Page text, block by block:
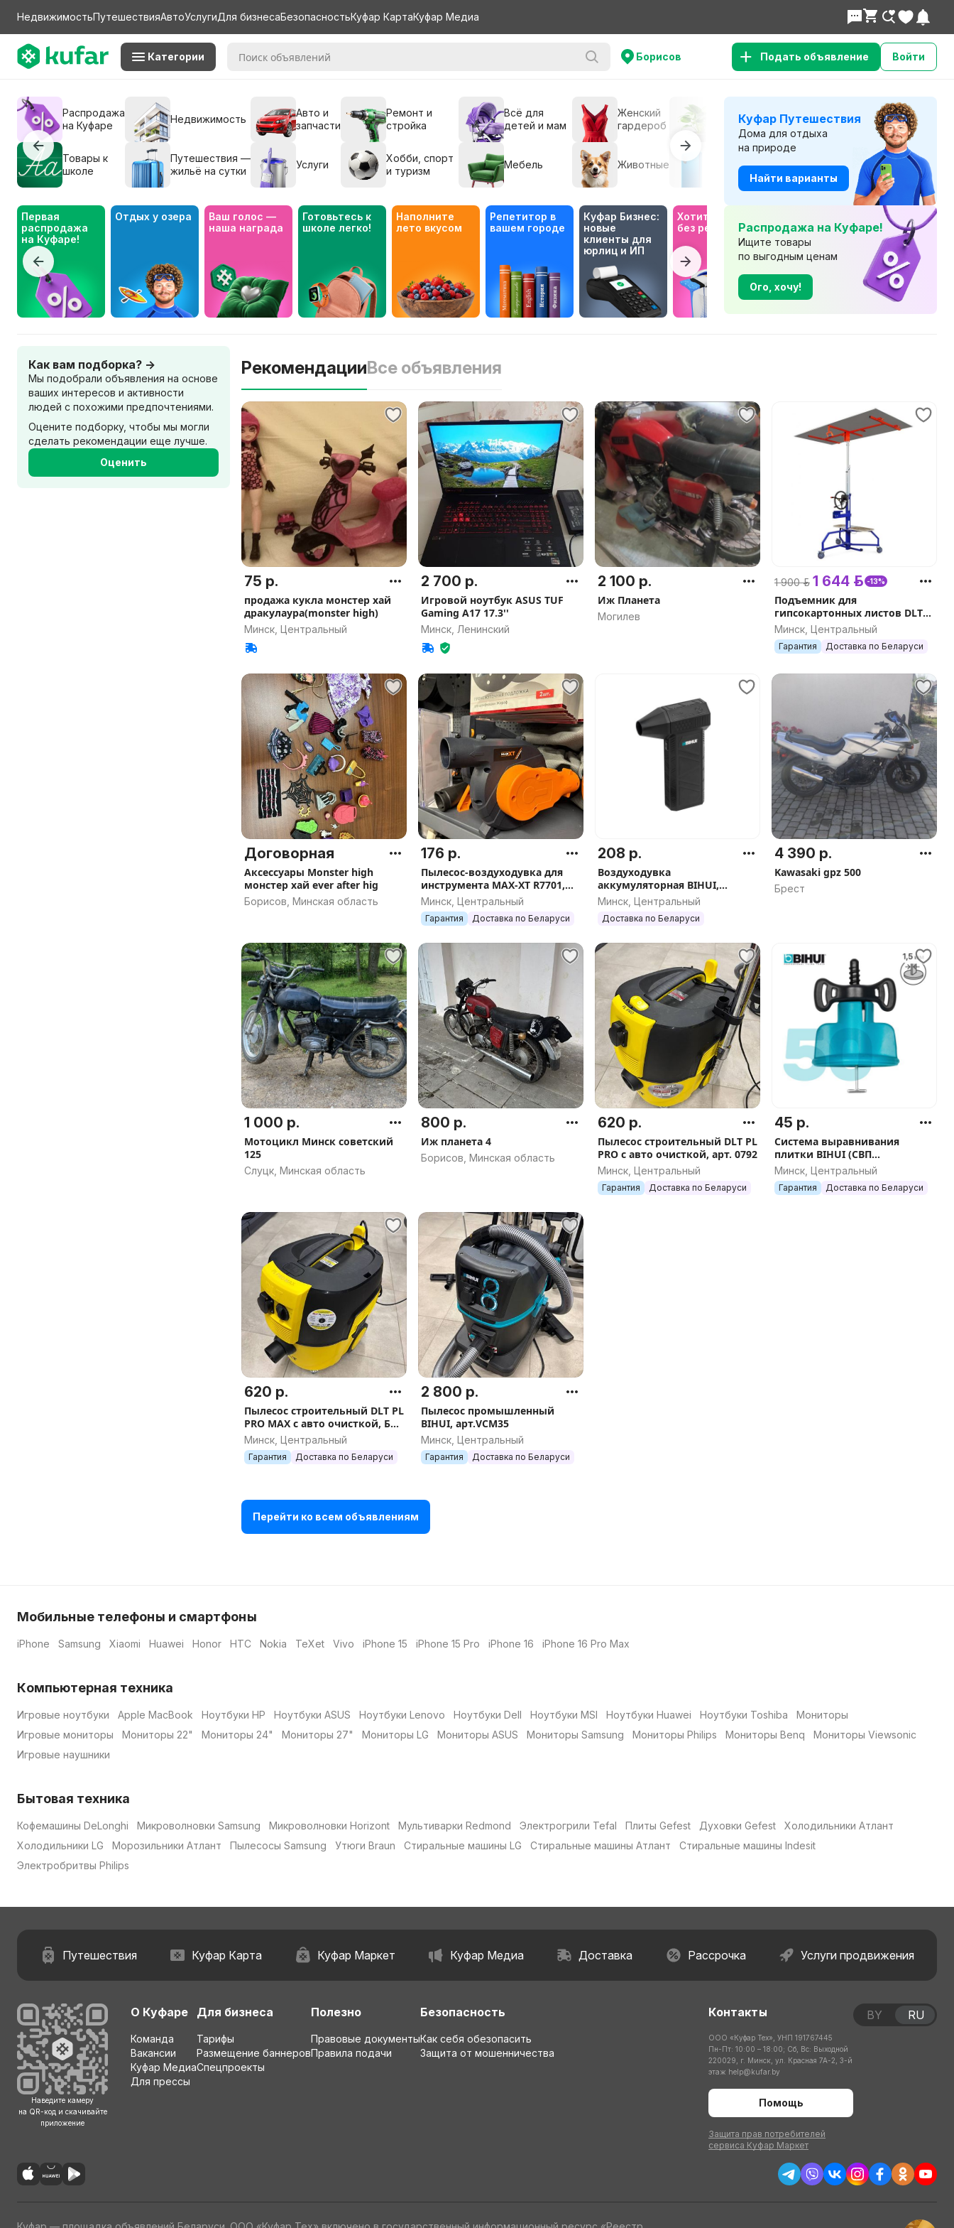
НедвижимостьПутешествияАвтоУслугиДля бизнесаБезопасностьКуфар КартаКуфар Медиа
Категории Борисов Подать объявление Войти
Распродажа
на Куфаре
Товары к
школе
Недвижимость
Путешествия —
жильё на сутки
Авто и
запчасти
Услуги
Ремонт и
стройка
Хобби, спорт
и туризм
Всё для
детей и мам
Мебель
Женский
гардероб
Животные
Все для дома
планшеты
огород
Электроника
Куфар Путешествия
Дома для отдыха
на природе
Найти варианты
Первая
распродажа
на Куфаре!
Отдых у озера
Ваш голос —
наша награда
Готовьтесь к
школе легко!
Наполните
лето вкусом
Репетитор в
вашем городе
Куфар Бизнес:
новые
клиенты для
юрлиц и ИП
Хотите отпуск
без ремонта?
с Куфар
Медиа!
Распродажа на Куфаре!
Ищите товары
по выгодным ценам
Ого, хочу!
Как вам подборка? →
Мы подобрали объявления на основе
ваших интересов и активности
людей с похожими предпочтениями.
Оцените подборку, чтобы мы могли
сделать рекомендации еще лучше.
Оценить
РекомендацииВсе объявления
75 р.
продажа кукла монстер хай
дракулаура(monster high)
Минск, Центральный
2 700 р.
Игровой ноутбук ASUS TUF
Gaming A17 17.3''
Минск, Ленинский
2 100 р.
Иж Планета
Могилев
1 900 р. 1 644 р. -13%
Подъемник для
гипсокартонных листов DLT
PLAC 450 (он же EDMA PLAC
450), арт.0153
Минск, Центральный
Гарантия Доставка по Беларуси
Договорная
Аксессуары Monster high
монстер хай ever after hig
Борисов, Минская область
176 р.
Пылесос-воздуходувка для
инструмента MAX-XT R7701,
арт.3349
Минск, Центральный
Гарантия Доставка по Беларуси
208 р.
Воздуходувка
аккумуляторная BIHUI,
арт.BPG22
Минск, Центральный
Доставка по Беларуси
4 390 р.
Kawasaki gpz 500
Брест
1 000 р.
Мотоцикл Минск советский
125
Слуцк, Минская область
800 р.
Иж планета 4
Борисов, Минская область
620 р.
Пылесос строительный DLT PL
PRO с авто очисткой, арт. 0792
Минск, Центральный
Гарантия Доставка по Беларуси
45 р.
Система выравнивания
плитки BIHUI (СВП
многоразовая), 1,5мм, 50шт,
арт.TSL50
Минск, Центральный
Гарантия Доставка по Беларуси
620 р.
Пылесос строительный DLT PL
PRO MAX с авто очисткой, БЕЗ
пульта дистанционного
управления, арт.4311
Минск, Центральный
Гарантия Доставка по Беларуси
2 800 р.
Пылесос промышленный
BIHUI, арт.VCM35
Минск, Центральный
Гарантия Доставка по Беларуси
Перейти ко всем объявлениям
Мобильные телефоны и смартфоны
iPhone Samsung Xiaomi Huawei Honor HTC Nokia TeXet Vivo iPhone 15 iPhone 15 Pro iPhone 16 iPhone 16 Pro Max
Компьютерная техника
Игровые ноутбуки Apple MacBook Ноутбуки HP Ноутбуки ASUS Ноутбуки Lenovo Ноутбуки Dell Ноутбуки MSI Ноутбуки Huawei Ноутбуки Toshiba
Мониторы
Игровые мониторы
Мониторы 22" Мониторы 24" Мониторы 27" Мониторы LG Мониторы ASUS Мониторы Samsung Мониторы Philips Мониторы Benq
Мониторы Viewsonic
Игровые наушники
Бытовая техника
Кофемашины DeLonghi Микроволновки Samsung Микроволновки Horizont Мультиварки Redmond Электрогрили Tefal Плиты Gefest Духовки Gefest
Холодильники Атлант
Холодильники LG
Морозильники Атлант Пылесосы Samsung Утюги Braun Стиральные машины LG Стиральные машины Атлант
Стиральные машины Indesit
Электробритвы Philips
Путешествия Куфар Карта Куфар Маркет Куфар Медиа Доставка Рассрочка Услуги продвижения
Наведите камеру
на QR-код и скачивайте
приложение
О Куфаре
Команда
Вакансии
Куфар Медиа
Для прессы
Для бизнеса
Тарифы
Размещение баннеров
Спецпроекты
Полезно
Правовые документы
Правила подачи
Безопасность
Как себя обезопасить
Защита от мошенничества
Контакты
ООО «Куфар Тех», УНП 191767445
Пн-Пт: 10:00 – 18:00; Сб, Вс: Выходной
220029, г. Минск, ул. Красная 7А-2, 3-й
этаж help@kufar.by
Помощь
Защита прав потребителей
сервиса Куфар Маркет
BY RU